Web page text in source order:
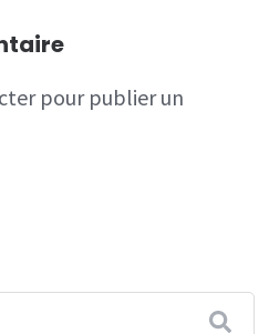
pour publier un